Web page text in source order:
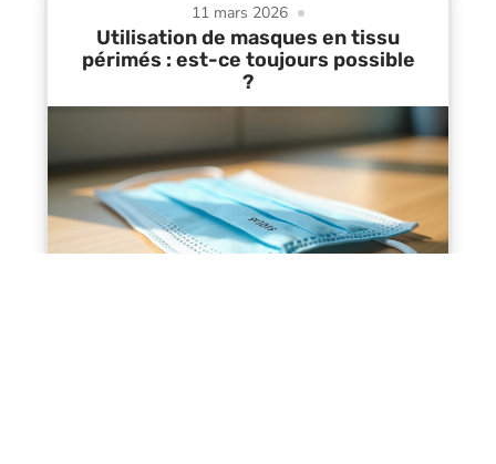
11 mars 2026
Utilisation de masques en tissu
périmés : est-ce toujours possible
?